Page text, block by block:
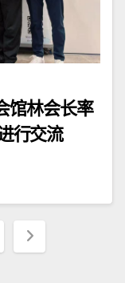
馆林会长率
行交流